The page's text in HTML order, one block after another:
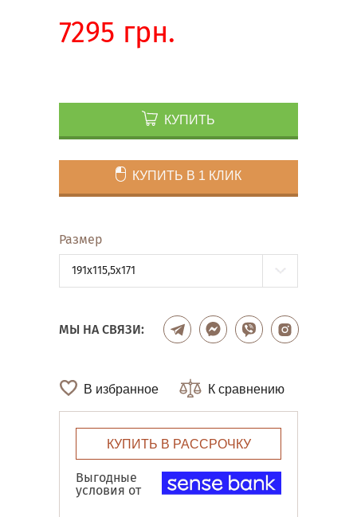
7295 грн.
КУПИТЬ
КУПИТЬ В 1 КЛИК
Размер
191x115,5x171
МЫ НА СВЯЗИ:
В избранное К сравнению
КУПИТЬ В РАССРОЧКУ
Выгодные
условия от